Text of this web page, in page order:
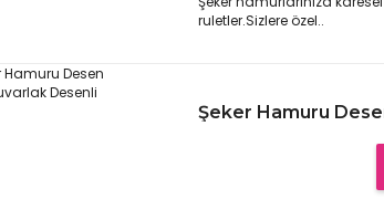
ruletler.Sizlere özel..
Şeker Hamuru